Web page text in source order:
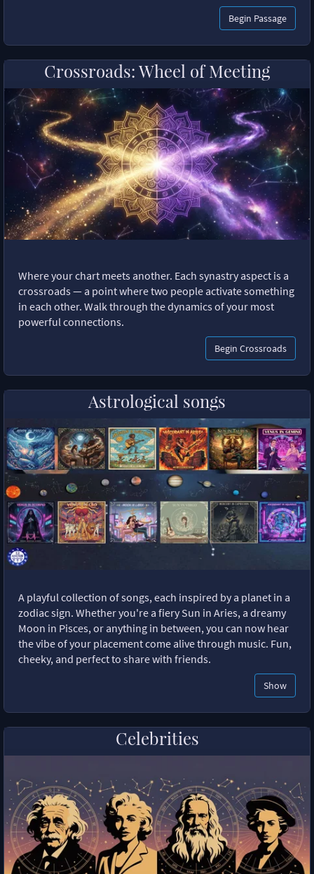
Begin Passage
Crossroads: Wheel of Meeting
Where your chart meets another. Each synastry aspect is a
crossroads — a point where two people activate something
in each other. Walk through the dynamics of your most
powerful connections.
Begin Crossroads
Astrological songs
A playful collection of songs, each inspired by a planet in a
zodiac sign. Whether you're a fiery Sun in Aries, a dreamy
Moon in Pisces, or anything in between, you can now hear
the vibe of your placement come alive through music. Fun,
cheeky, and perfect to share with friends.
Show
Celebrities